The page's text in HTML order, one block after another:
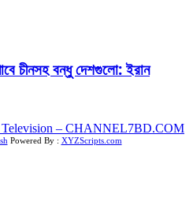
চীনসহ বন্ধু দেশগুলো: ইরান
Television – CHANNEL7BD.COM
Powered By : XYZScripts.com